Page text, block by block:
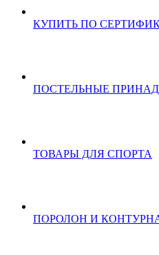
КУПИТЬ ПО
ПОСТЕЛЬНЫЕ
ТОВАРЫ ДЛЯ СПОРТА
ПОРОЛОН И